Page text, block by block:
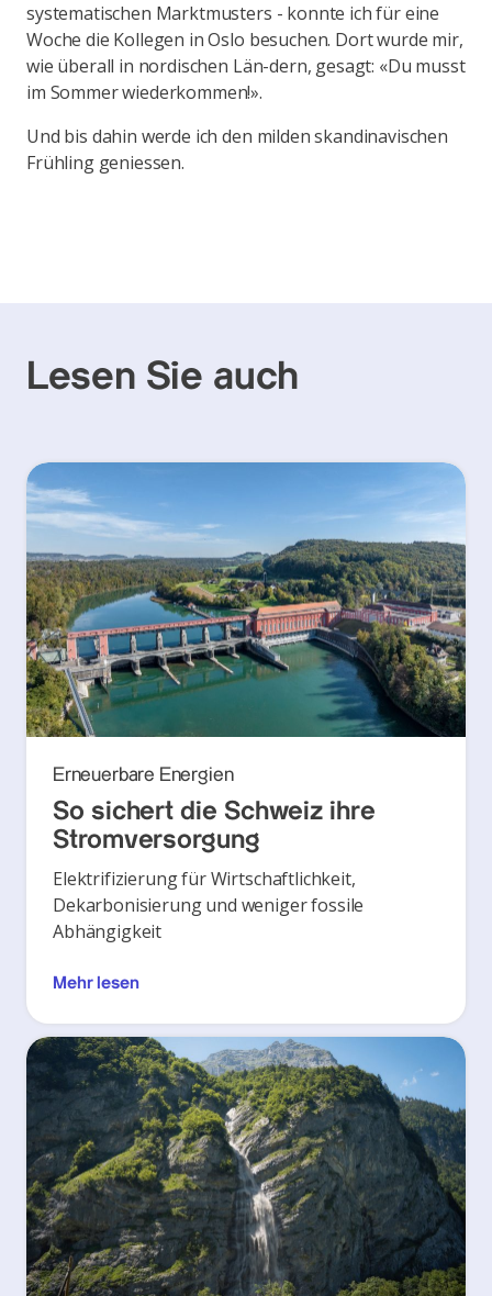
systematischen Marktmusters - konnte ich für eine
Woche die Kollegen in Oslo besuchen. Dort wurde mir,
wie überall in nordischen Län-dern, gesagt: «Du musst
im Sommer wiederkommen!».
Und bis dahin werde ich den milden skandinavischen
Frühling geniessen.
Lesen Sie auch
Erneuerbare Energien
So sichert die Schweiz ihre
Stromversorgung
Elektrifizierung für Wirtschaftlichkeit,
Dekarbonisierung und weniger fossile
Abhängigkeit
Mehr lesen